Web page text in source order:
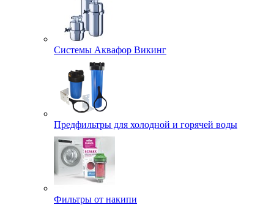
Системы Аквафор Викинг
Предфильтры для холодной и горячей воды
Фильтры от накипи